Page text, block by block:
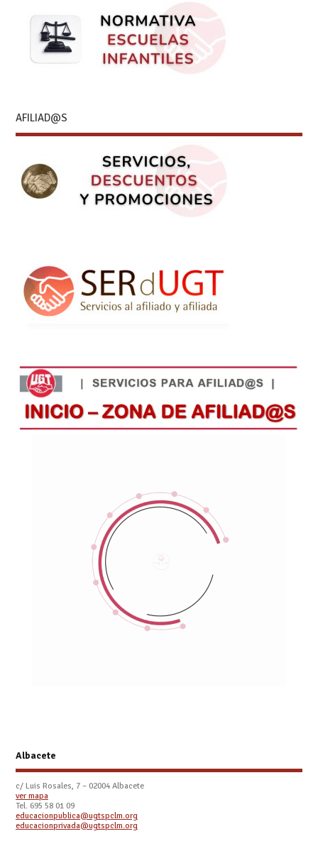
AFILIAD@S
Albacete
c/ Luis Rosales, 7 – 02004 Albacete
ver mapa
Tel. 695 58 01 09
educacionpublica@ugtspclm.org
educacionprivada@ugtspclm.org